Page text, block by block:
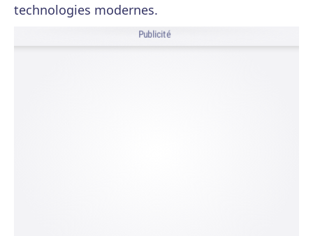
technologies modernes.
Publicité